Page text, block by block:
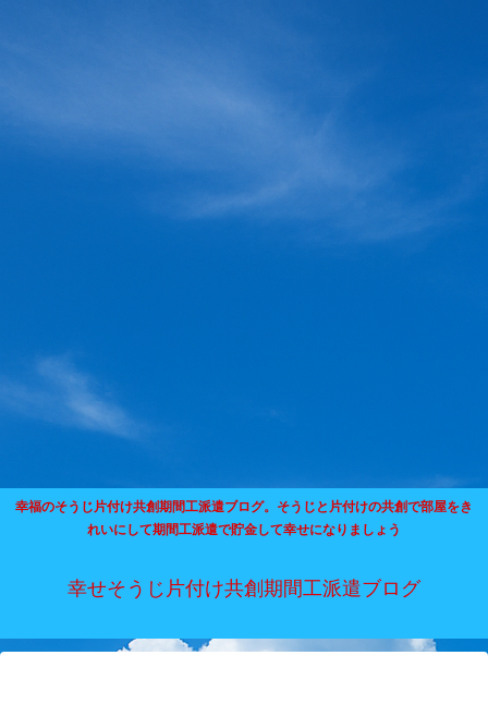
幸福のそうじ片付け共創期間工派遣ブログ。そうじと片付けの共創で部屋をき
れいにして期間工派遣で貯金して幸せになりましょう
幸せそうじ片付け共創期間工派遣ブログ